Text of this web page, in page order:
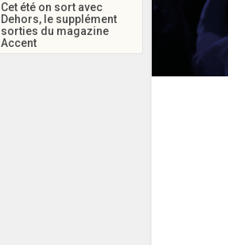
Cet été on sort avec
Dehors, le supplément
sorties du magazine
Accent